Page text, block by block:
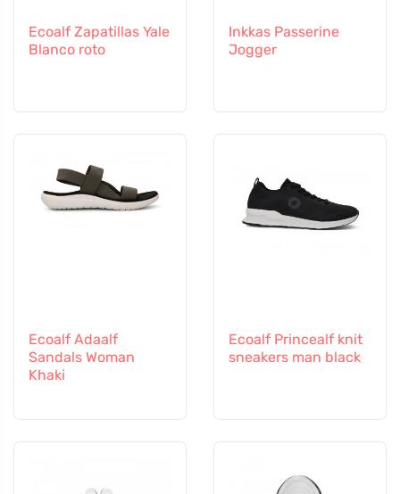
Ecoalf Zapatillas Yale
Blanco roto
Inkkas Passerine
Jogger
Ecoalf Adaalf
Sandals Woman
Khaki
Ecoalf Princealf knit
sneakers man black